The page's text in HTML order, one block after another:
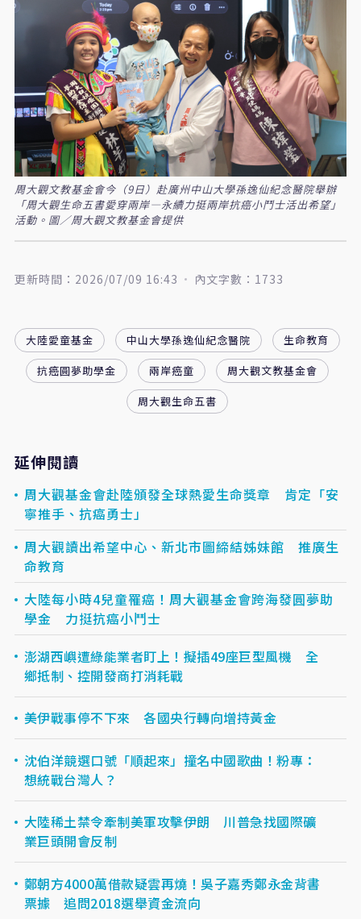
周大觀文教基金會今（9日）赴廣州中山大學孫逸仙紀念醫院舉辦
「周大觀生命五書愛穿兩岸—永續力挺兩岸抗癌小鬥士活出希望」
活動。圖／周大觀文教基金會提供
更新時間：2026/07/09 16:43 內文字數：1733
大陸愛童基金 中山大學孫逸仙紀念醫院
生命教育
抗癌圓夢助學金
兩岸癌童
周大觀文教基金會
周大觀生命五書
延伸閱讀
周大觀基金會赴陸頒發全球熱愛生命獎章 肯定「安
寧推手、抗癌勇士」
周大觀讀出希望中心、新北市圖締結姊妹館 推廣生
命教育
大陸每小時4兒童罹癌！周大觀基金會跨海發圓夢助
學金 力挺抗癌小鬥士
澎湖西嶼遭綠能業者盯上！擬插49座巨型風機 全
鄉抵制、控開發商打消耗戰
美伊戰事停不下來 各國央行轉向增持黃金
沈伯洋競選口號「順起來」撞名中國歌曲！粉專：
想統戰台灣人？
大陸稀土禁令牽制美軍攻擊伊朗 川普急找國際礦
業巨頭開會反制
鄭朝方4000萬借款疑雲再燒！吳子嘉秀鄭永金背書
票據 追問2018選舉資金流向